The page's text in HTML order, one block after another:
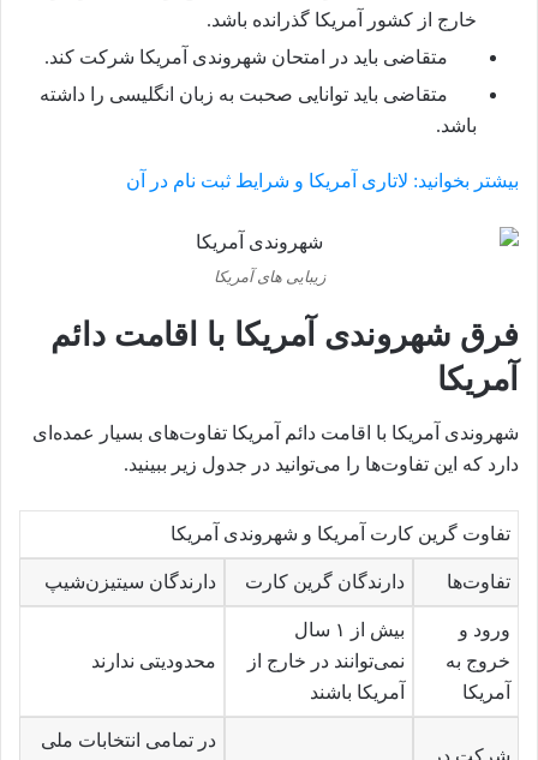
خارج از کشور آمریکا گذرانده باشد.
متقاضی باید در امتحان شهروندی آمریکا شرکت کند.
متقاضی باید توانایی صحبت به زبان انگلیسی را داشته
باشد.
بیشتر بخوانید: لاتاری آمریکا و شرایط ثبت نام در آن
زیبایی های آمریکا
فرق شهروندی آمریکا با اقامت دائم
آمریکا
شهروندی آمریکا با اقامت دائم آمریکا تفاوت‌های بسیار عمده‌ای
دارد که این تفاوت‌ها را می‌توانید در جدول زیر ببینید.
تفاوت گرین کارت آمریکا و شهروندی آمریکا
تفاوت‌ها دارندگان گرین کارت دارندگان سیتیزن‌شیپ
ورود و
خروج به
آمریکا
بیش از ۱ سال
نمی‌توانند در خارج از
آمریکا باشند
محدودیتی ندارند
در تمامی انتخابات ملی